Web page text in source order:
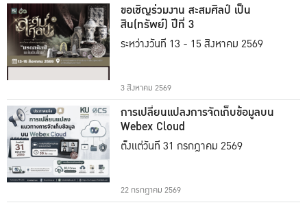
ขอเชิญร่วมงาน สะสมศิลป์ เป็น
สิน(ทรัพย์) ปีที่ 3
ระหว่างวันที่ 13 - 15 สิงหาคม 2569
3 สิงหาคม 2569
การเปลี่ยนแปลงการจัดเก็บข้อมูลบน
Webex Cloud
ตั้งแต่วันที่ 31 กรกฎาคม 2569
22 กรกฎาคม 2569